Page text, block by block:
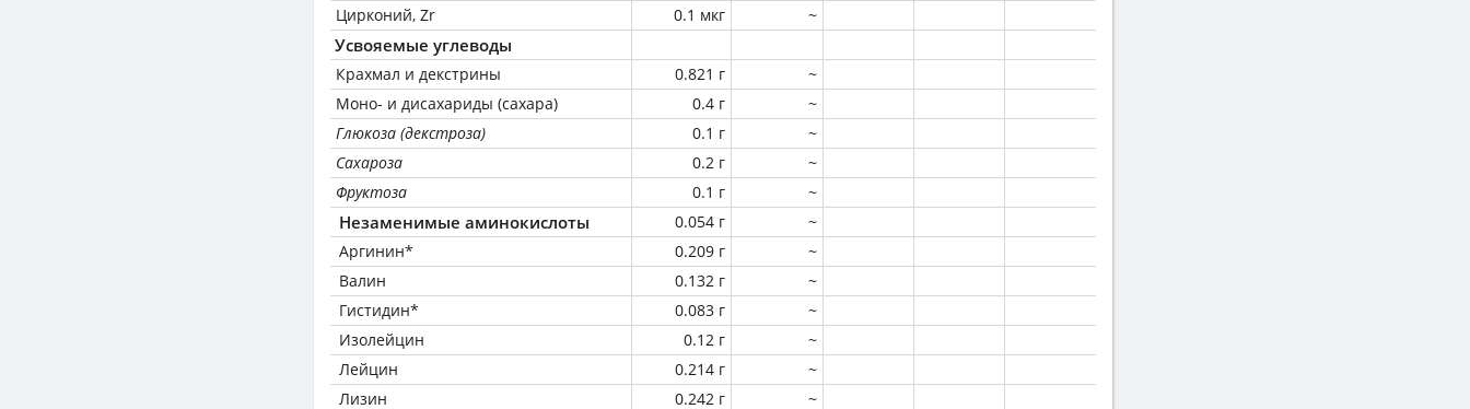
Цирконий, Zr
0.1 мкг ~
Усвояемые углеводы
Крахмал и декстрины 0.821 г
~
Моно- и дисахариды (сахара)
0.4 г
~
Глюкоза (декстроза)
0.1 г
~
Сахароза
0.2 г
~
Фруктоза
0.1 г ~
Незаменимые аминокислоты 0.054 г
~
Аргинин*
0.209 г
~
Валин
0.132 г
~
Гистидин*
0.083 г
~
Изолейцин
0.12 г
~
Лейцин
0.214 г
~
Лизин
0.242 г ~